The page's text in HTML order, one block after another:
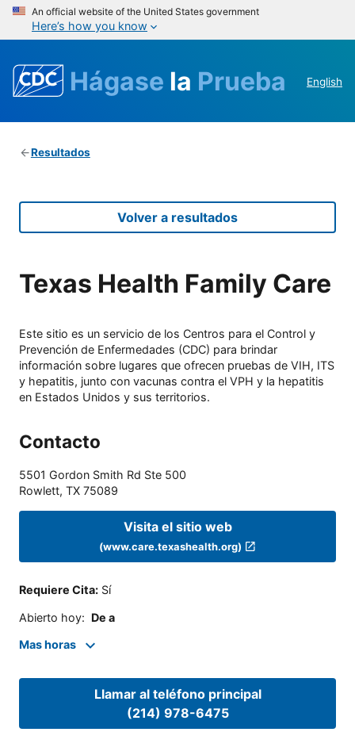
An official website of the United States government
Here’s how you know
Hágase la Prueba English
Resultados
Volver a resultados
Texas Health Family Care
Este sitio es un servicio de los Centros para el Control y
Prevención de Enfermedades (CDC) para brindar
información sobre lugares que ofrecen pruebas de VIH, ITS
y hepatitis, junto con vacunas contra el VPH y la hepatitis
en Estados Unidos y sus territorios.
Contacto
5501 Gordon Smith Rd Ste 500
Rowlett, TX 75089
Visita el sitio web
(www.care.texashealth.org)
Requiere Cita: Sí
Abierto hoy: De a
Mas horas
Llamar al teléfono principal
(214) 978-6475